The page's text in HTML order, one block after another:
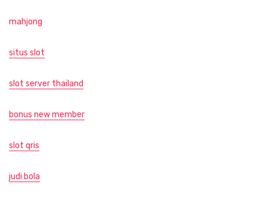
mahjong
situs slot
slot server thailand
bonus new member
slot qris
judi bola